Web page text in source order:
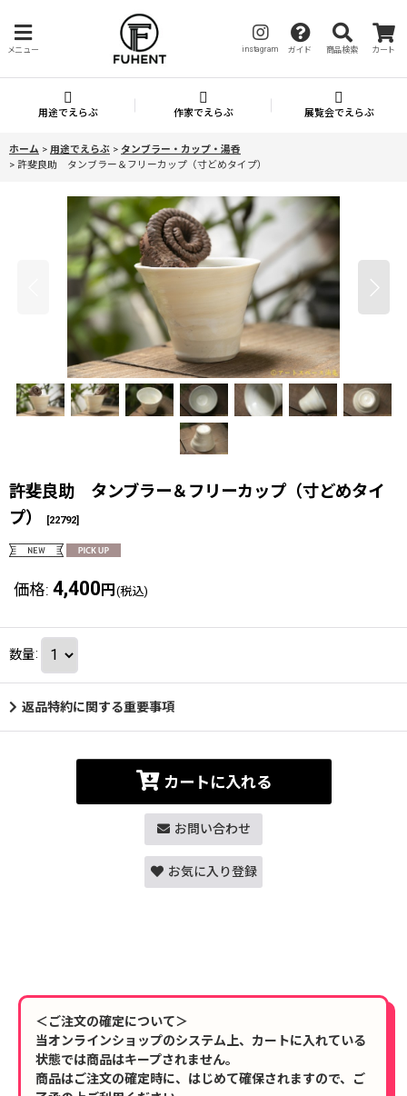
メニュー instagram ガイド 商品検索 カート
用途でえらぶ 作家でえらぶ 展覧会でえらぶ
ホーム > 用途でえらぶ > タンブラー・カップ・湯呑
> 許斐良助 タンブラー＆フリーカップ（寸どめタイプ）
許斐良助 タンブラー＆フリーカップ（寸どめタイ
プ）
[22792]
価格: 4,400 円 (税込)
数量:
返品特約に関する重要事項
カートに入れる
お問い合わせ
お気に入り登録
＜ご注文の確定について＞
当オンラインショップのシステム上、カートに入れている
状態では商品はキープされません。
商品はご注文の確定時に、はじめて確保されますので、ご